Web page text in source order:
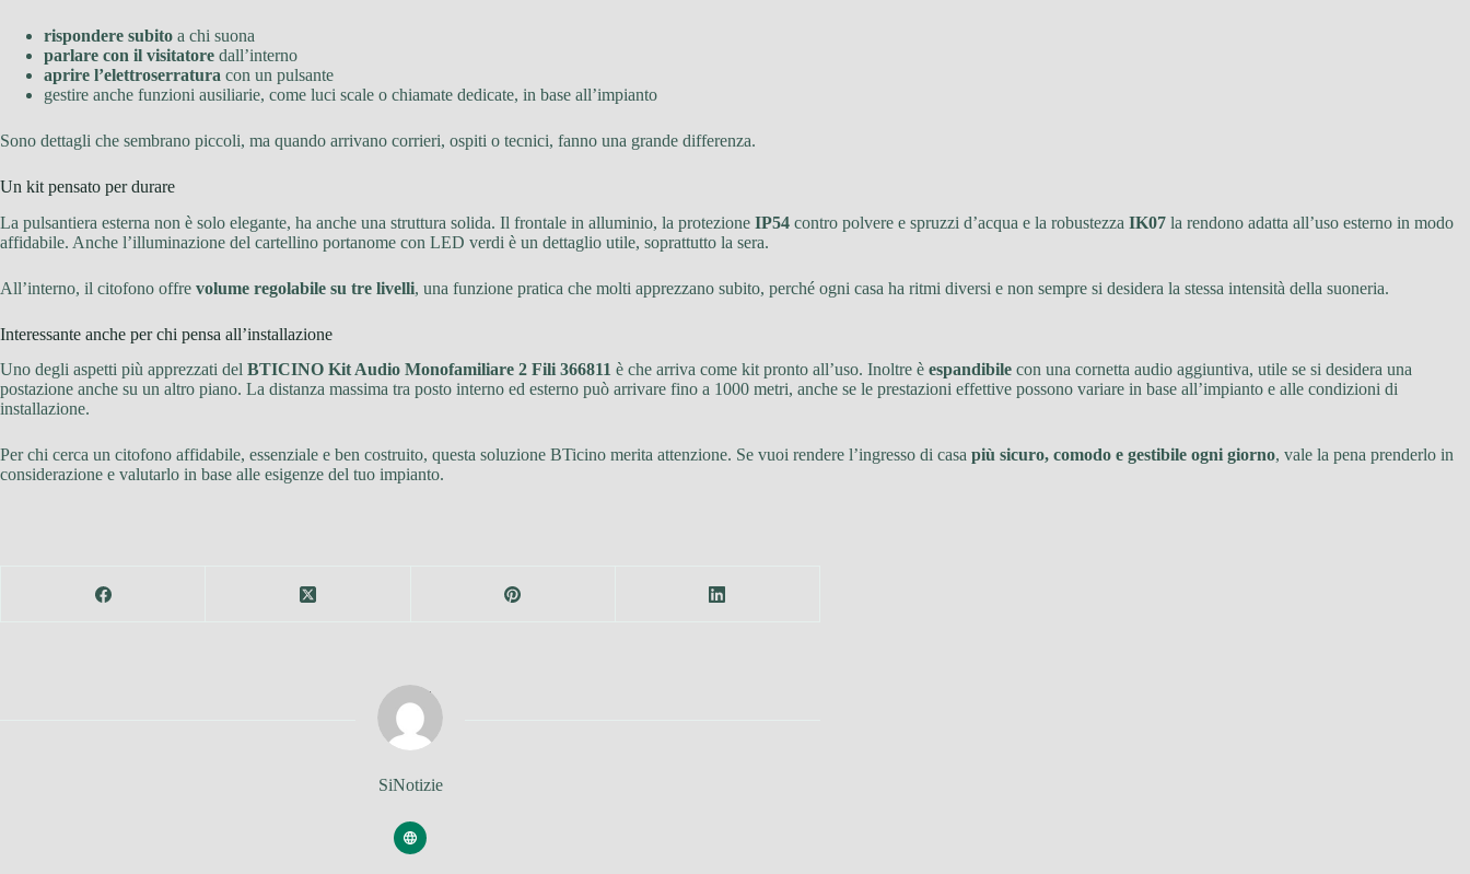
rispondere subito a chi suona
parlare con il visitatore dall’interno
aprire l’elettroserratura con un pulsante
gestire anche funzioni ausiliarie, come luci scale o chiamate dedicate, in base all’impianto
Sono dettagli che sembrano piccoli, ma quando arrivano corrieri, ospiti o tecnici, fanno una grande differenza.
Un kit pensato per durare
La pulsantiera esterna non è solo elegante, ha anche una struttura solida. Il frontale in alluminio, la protezione IP54 contro polvere e spruzzi d’acqua e la robustezza IK07 la rendono adatta all’uso esterno in modo
affidabile. Anche l’illuminazione del cartellino portanome con LED verdi è un dettaglio utile, soprattutto la sera.
All’interno, il citofono offre volume regolabile su tre livelli, una funzione pratica che molti apprezzano subito, perché ogni casa ha ritmi diversi e non sempre si desidera la stessa intensità della suoneria.
Interessante anche per chi pensa all’installazione
Uno degli aspetti più apprezzati del BTICINO Kit Audio Monofamiliare 2 Fili 366811 è che arriva come kit pronto all’uso. Inoltre è espandibile con una cornetta audio aggiuntiva, utile se si desidera una
postazione anche su un altro piano. La distanza massima tra posto interno ed esterno può arrivare fino a 1000 metri, anche se le prestazioni effettive possono variare in base all’impianto e alle condizioni di
installazione.
Per chi cerca un citofono affidabile, essenziale e ben costruito, questa soluzione BTicino merita attenzione. Se vuoi rendere l’ingresso di casa più sicuro, comodo e gestibile ogni giorno, vale la pena prenderlo in
considerazione e valutarlo in base alle esigenze del tuo impianto.
SiNotizie